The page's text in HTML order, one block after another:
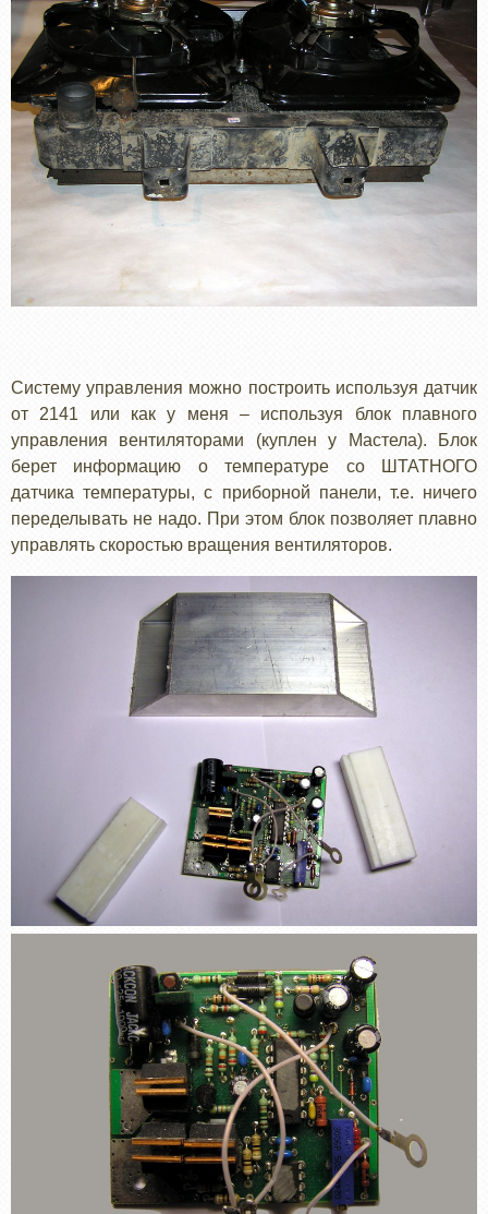
Систему управления можно построить используя датчик
от 2141 или как у меня – используя блок плавного
управления вентиляторами (куплен у Мастела). Блок
берет информацию о температуре со ШТАТНОГО
датчика температуры, с приборной панели, т.е. ничего
переделывать не надо. При этом блок позволяет плавно
управлять скоростью вращения вентиляторов.